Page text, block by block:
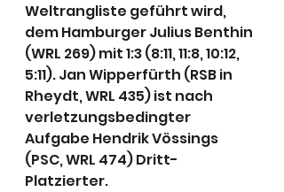
Weltrangliste geführt wird,
dem Hamburger Julius Benthin
(WRL 269) mit 1:3 (8:11, 11:8, 10:12,
5:11). Jan Wipperfürth (RSB in
Rheydt, WRL 435) ist nach
verletzungsbedingter
Aufgabe Hendrik Vössings
(PSC, WRL 474) Dritt-
Platzierter.